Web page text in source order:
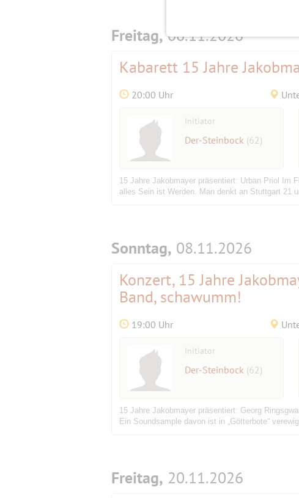
Freitag,06.11.2026
Kabarett 15 Jahre
20:00 Uhr
Initiator
Der-Steinbock (62)
15 Jahre Jakobmayer präsentiert: Urban Priol Im
alles Sein ist Werden. Man denkt an Stuttgart 21
Sonntag, 08.11.2026
Konzert, 15 Jahre
Band, schawumm!
19:00 Uhr
Initiator
Der-Steinbock (62)
15 Jahre Jakobmayer präsentiert: Georg
Ein Soundsample davon ist in „Götterbote“
Freitag, 20.11.2026